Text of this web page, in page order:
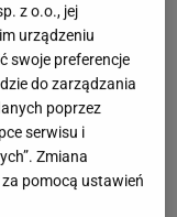
z o.o., jej
urządzeniu
swoje preferencje
do zarządzania
poprzez
serwisu i
Zmiana
pomocą ustawień